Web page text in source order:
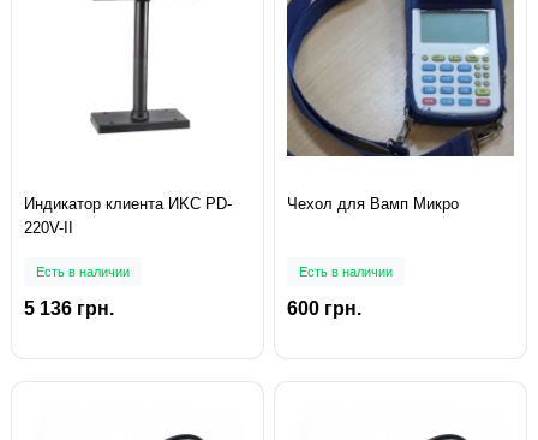
Индикатор клиента ИKC PD-
220V-II
Есть в наличии
5 136 грн.
Чехол для Вамп Микро
Есть в наличии
600 грн.